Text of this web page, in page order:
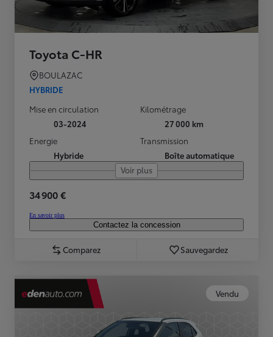
Toyota C-HR
BOULAZAC
HYBRIDE
Mise en circulation
03-2024
Kilométrage
27 000 km
Energie
Hybride
Transmission
Boîte automatique
Voir plus
34 900 €
En savoir plus
Contactez la concession
Comparez Sauvegardez
Vendu